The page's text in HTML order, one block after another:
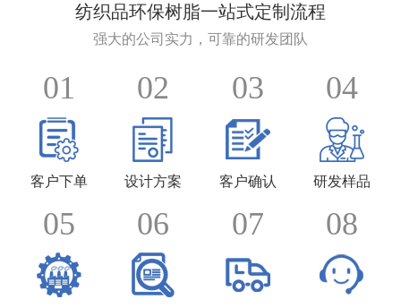
纺织品环保树脂一站式定制流程
强大的公司实力，可靠的研发团队
01
客户下单
02
设计方案
03
客户确认
04
研发样品
05 06 07 08